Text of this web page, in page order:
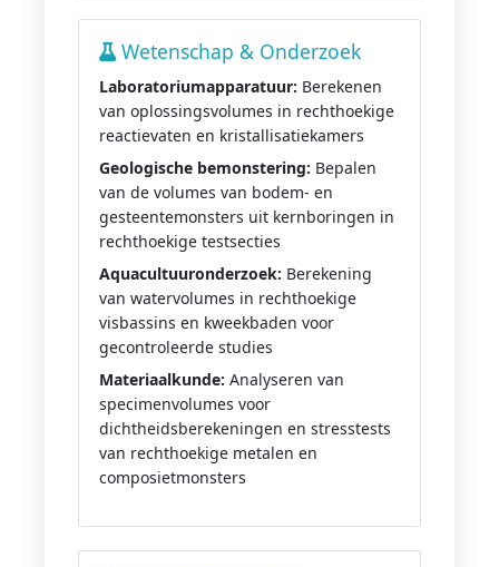
Wetenschap & Onderzoek
Laboratoriumapparatuur: Berekenen
van oplossingsvolumes in rechthoekige
reactievaten en kristallisatiekamers
Geologische bemonstering: Bepalen
van de volumes van bodem- en
gesteentemonsters uit kernboringen in
rechthoekige testsecties
Aquacultuuronderzoek: Berekening
van watervolumes in rechthoekige
visbassins en kweekbaden voor
gecontroleerde studies
Materiaalkunde: Analyseren van
specimenvolumes voor
dichtheidsberekeningen en stresstests
van rechthoekige metalen en
composietmonsters